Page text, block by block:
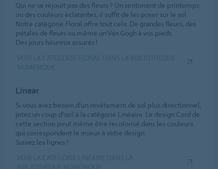
Qui ne se réjouit pas des fleurs ? Un sentiment de printemps
ou des couleurs éclatantes, il suffit de les poser sur le sol.
Notre catégorie Floral offre tout cela. De grandes fleurs, des
pétales de fleurs ou même un Van Gogh à vos pieds.
Des jours heureux assurés !
Linear
Si vous avez besoin d'un revêtement de sol plus directionnel,
jetez un coup d'œil à la catégorie Linéaire. Le design Cord de
cette section peut même être recolorisé dans les couleurs
qui correspondent le mieux à votre design.
Suivez les lignes !